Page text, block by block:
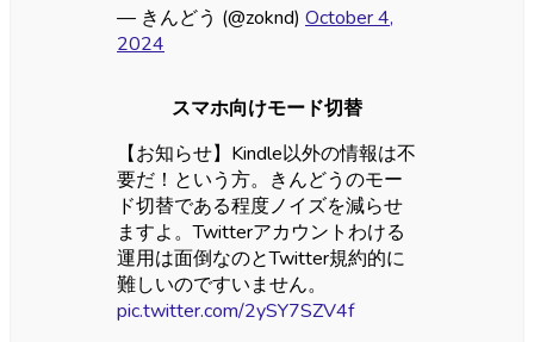
— きんどう (@zoknd) October 4,
2024
スマホ向けモード切替
【お知らせ】Kindle以外の情報は不
要だ！という方。きんどうのモー
ド切替である程度ノイズを減らせ
ますよ。Twitterアカウントわける
運用は面倒なのとTwitter規約的に
難しいのですいません。
pic.twitter.com/2ySY7SZV4f